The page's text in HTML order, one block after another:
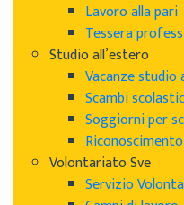
Lavoro alla pari
Tessera
Studio all’estero
Vacanze studio
Scambi
Soggiorni per
Volontariato Sve
Servizio